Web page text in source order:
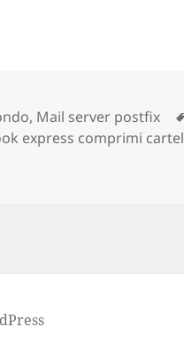
, Mail server postfix
express comprimi